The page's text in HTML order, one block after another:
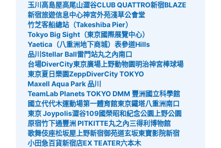
玉川高島屋高尾山澀谷CLUB QUATTRO新宿BLAZE
新宿旅遊信息中心神宮外苑淺草公會堂
竹芝客船總站（Takeshiba Pier）
Tokyo Big Sight（東京國際展覽中心）
Yaetica（八重洲地下商城） 表參道Hills
品川Stellar Ball雷門站丸之內南口
台場DiverCity東京廣場 上野動物園明治神宮棒球場
東京夏日樂園ZeppDiverCity TOKYO
Maxell Aqua Park 品川
TeamLab Planets TOKYO DMM 豐洲國立科學館
國立代代木運動場第一體育館東京鐵塔八重洲南口
東京 Joypolis澀谷109國榮昭和紀念公園 上野公園
原宿竹下通豐洲 PITKITTE丸之內三得利博物館
歌舞伎座松坂屋上野新宿御苑道玄坂東寶影院新宿
小田急百貨新宿店EX TEATER六本木